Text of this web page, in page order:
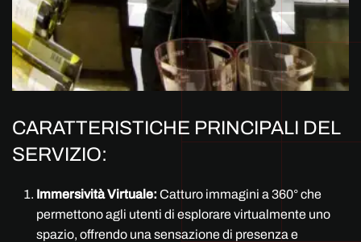
CARATTERISTICHE PRINCIPALI DEL
SERVIZIO:
Immersività Virtuale: Catturo immagini a 360° che
permettono agli utenti di esplorare virtualmente uno
spazio, offrendo una sensazione di presenza e